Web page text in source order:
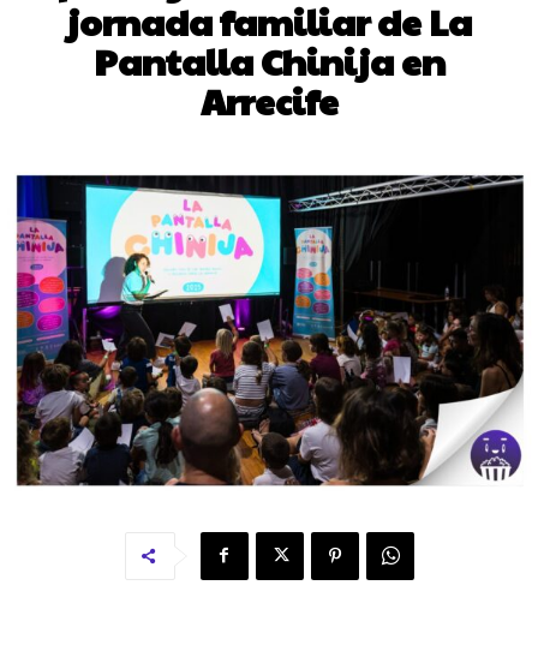
jornada familiar de La
Pantalla Chinija en
Arrecife